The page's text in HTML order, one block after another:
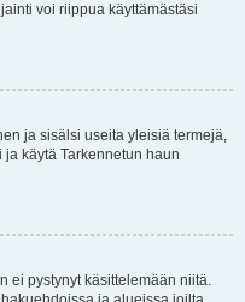
voi riippua käyttämästäsi
ja sisälsi useita yleisiä termejä,
käytä Tarkennetun haun
ei pystynyt käsittelemään niitä.